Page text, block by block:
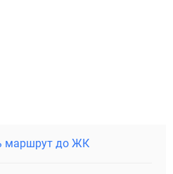
маршрут до ЖК